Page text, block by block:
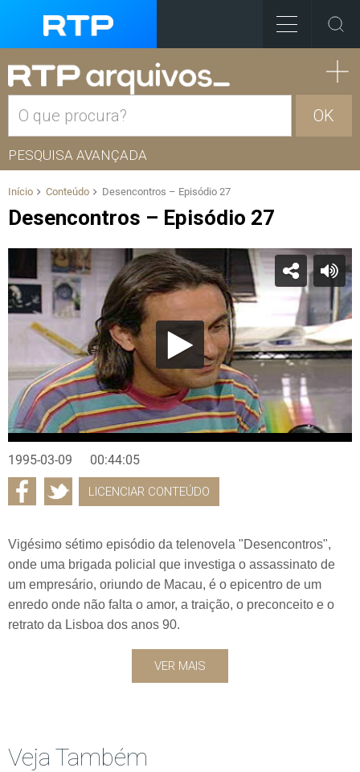
OK
PESQUISA AVANÇADA
Início Conteúdo Desencontros – Episódio 27
Desencontros – Episódio 27
1995-03-09 00:44:05
LICENCIAR CONTEÚDO
Vigésimo sétimo episódio da telenovela "Desencontros",
onde uma brigada policial que investiga o assassinato de
um empresário, oriundo de Macau, é o epicentro de um
enredo onde não falta o amor, a traição, o preconceito e o
retrato da Lisboa dos anos 90.
VER MAIS
Veja Também